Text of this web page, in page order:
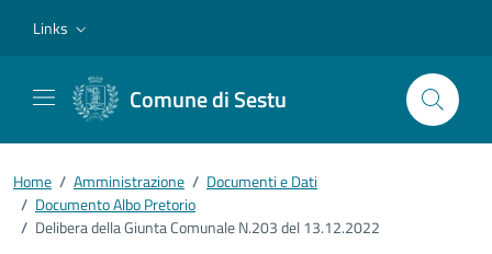
Links
Comune di Sestu
Home / Amministrazione / Documenti e Dati
/ Documento Albo Pretorio
/ Delibera della Giunta Comunale N.203 del 13.12.2022